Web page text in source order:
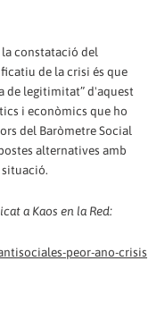
la constatació del
de la crisi és que
de legitimitat” d'aquest
i econòmics que ho
del Baròmetre Social
alternatives amb
a Kaos en la Red:
peor-ano-crisis